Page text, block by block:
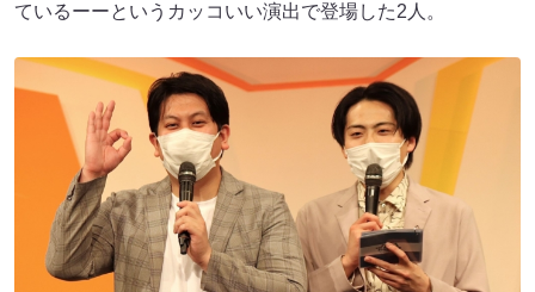
ているーーというカッコいい演出で登場した2人。